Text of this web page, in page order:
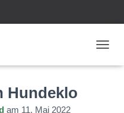
A
Hundeklo
am 11. Mai 2022